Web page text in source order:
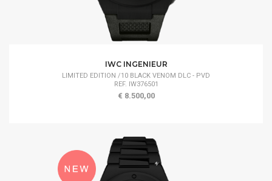
IWC INGENIEUR
LIMITED EDITION /10 BLACK VENOM DLC - PVD
REF. IW376501
€ 8.500,00